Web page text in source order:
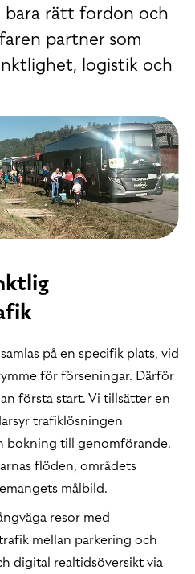
bara rätt fordon och
partner som
logistik och
på en specifik plats, vid
för förseningar. Därför
första start. Vi tillsätter en
trafiklösningen
bokning till genomförande.
flöden, områdets
målbild.
resor med
mellan parkering och
digital realtidsöversikt via